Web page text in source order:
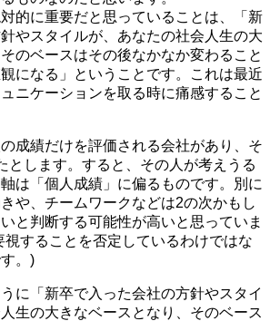
的に重要だと思っていることは、「新
やスタイルが、あなたの社会人生の大
のベースはその後なかなか変わること
になる」ということです。これは最近
ニケーションを取る時に痛感すること
成績だけを評価される会社があり、そ
とします。すると、その人が考えうる
は「個人成績」に偏るものです。別に
や、チームワークなどは2の次かもし
と判断する可能性が高いと思っていま
することを否定しているわけではな
。)
に「新卒で入った会社の方針やスタイ
生の大きなベースとなり、そのベース